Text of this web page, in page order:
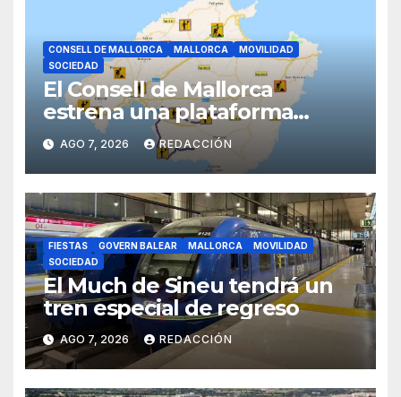
CONSELL DE MALLORCA MALLORCA
MOVILIDAD
SOCIEDAD
El Consell de Mallorca
estrena una plataforma
inteligente de incidencias
viarias en tiempo real
AGO 7, 2026 REDACCIÓN
FIESTAS GOVERN BALEAR MALLORCA
MOVILIDAD
SOCIEDAD
El Much de Sineu tendrá un
tren especial de regreso
AGO 7, 2026 REDACCIÓN